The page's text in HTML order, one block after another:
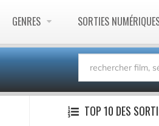
GENRES SORTIES
TOP 10 DES